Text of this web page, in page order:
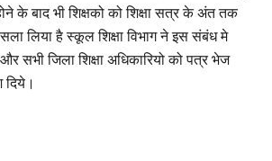
के बाद भी शिक्षको को शिक्षा सत्र के अंत तक
लिया है स्कूल शिक्षा विभाग ने इस संबंध मे
सभी जिला शिक्षा अधिकारियो को पत्र भेज
दिये।